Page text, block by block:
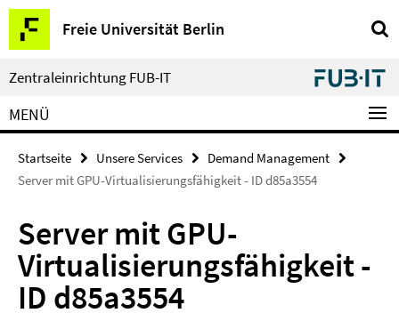
Springe
direkt
zu
Inhalt
Freie Universität Berlin
Service-
Navigation
Zentraleinrichtung FUB-IT
MENÜ
Startseite Unsere Services
Demand Management
Server mit GPU-Virtualisierungsfähigkeit - ID d85a3554
Server mit GPU-
Virtualisierungsfähigkeit -
ID d85a3554